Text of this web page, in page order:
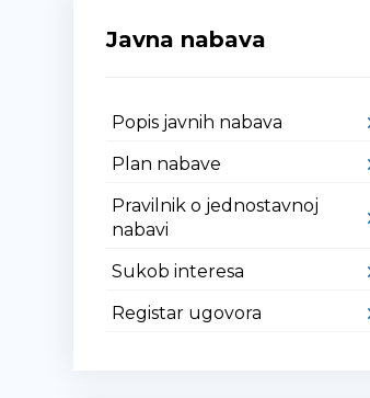
Javna nabava
Popis javnih nabava
Plan nabave
Pravilnik o jednostavnoj
nabavi
Sukob interesa
Registar ugovora